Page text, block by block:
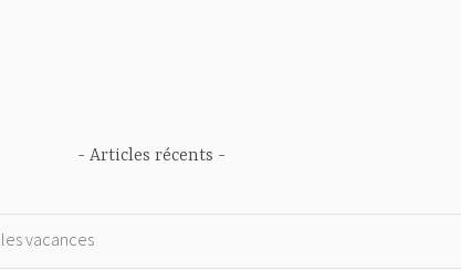
- Articles récents -
vacances